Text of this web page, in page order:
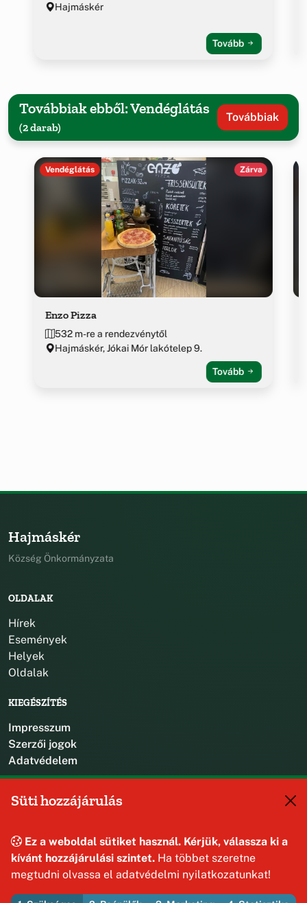
Hajmáskér
Tovább
Továbbiak ebből: Vendéglátás
(2 darab)
Továbbiak
Vendéglátás Zárva
Enzo Pizza
532 m-re a rendezvénytől
Hajmáskér, Jókai Mór lakótelep 9.
Tovább
Hajmáskér
Község Önkormányzata
OLDALAK
Hírek
Események
Helyek
Oldalak
KIEGÉSZÍTÉS
Impresszum
Szerzői jogok
Adatvédelem
8192 Hajmáskér, Kossuth Lajos u. 31.
Süti hozzájárulás
Ez a weboldal sütiket használ. Kérjük, válassza ki a
kívánt hozzájárulási szintet. Ha többet szeretne
megtudni olvassa el adatvédelmi nyilatkozatunkat!